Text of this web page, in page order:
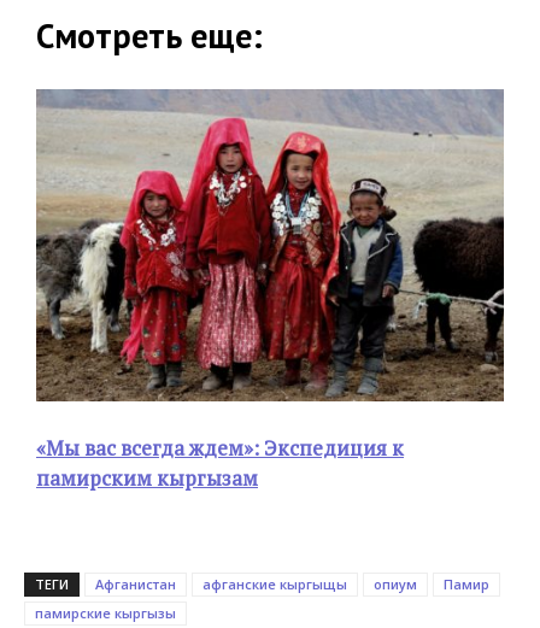
Смотреть еще:
«Мы вас всегда ждем»: Экспедиция к
памирским кыргызам
ТЕГИ Афганистан афганские кыргыщы опиум
Памир
памирские кыргызы